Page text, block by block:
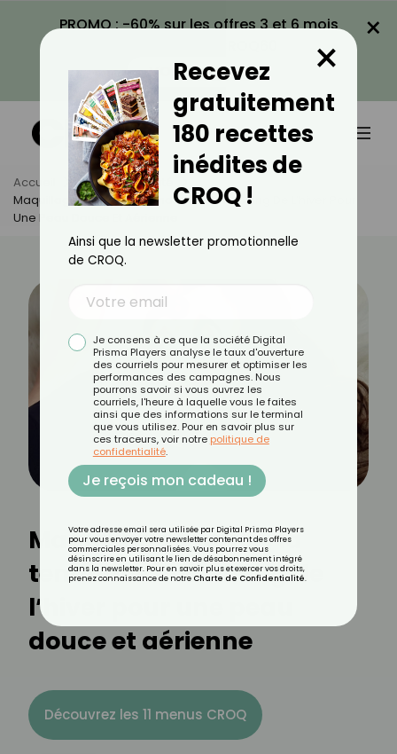
PROMO : -60% sur les offres 3 et 6 mois
VOIR LA PROMO
×
Accueil Actus
Beauté
Maquillage Soufflé : La Tendance Cocooning De L’hiver Pour
Une Peau Douce Et Aérienne
Maquillage soufflé : la
tendance cocooning de
l’hiver pour une peau
douce et aérienne
Découvrez les 11 menus CROQ
Recevez
gratuitement
180 recettes
inédites de
CROQ !
×
Ainsi que la newsletter promotionnelle
de CROQ.
Je consens à ce que la société Digital
Prisma Players analyse le taux d'ouverture
des courriels pour mesurer et optimiser les
performances des campagnes. Nous
pourrons savoir si vous ouvrez les
courriels, l'heure à laquelle vous le faites
ainsi que des informations sur le terminal
que vous utilisez. Pour en savoir plus sur
ces traceurs, voir notre politique de
confidentialité.
Je reçois mon cadeau !
Votre adresse email sera utilisée par Digital Prisma Players
pour vous envoyer votre newsletter contenant des offres
commerciales personnalisées. Vous pourrez vous
désinscrire en utilisant le lien de désabonnement intégré
dans la newsletter. Pour en savoir plus et exercer vos droits,
prenez connaissance de notre Charte de Confidentialité.